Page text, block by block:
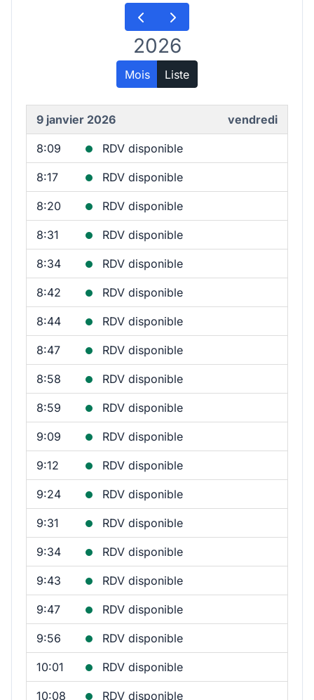
2026
Mois Liste
9 janvier 2026 vendredi
8:09 RDV disponible
8:17 RDV disponible
8:20 RDV disponible
8:31 RDV disponible
8:34 RDV disponible
8:42 RDV disponible
8:44 RDV disponible
8:47 RDV disponible
8:58 RDV disponible
8:59 RDV disponible
9:09 RDV disponible
9:12 RDV disponible
9:24 RDV disponible
9:31 RDV disponible
9:34 RDV disponible
9:43 RDV disponible
9:47 RDV disponible
9:56 RDV disponible
10:01 RDV disponible
10:08 RDV disponible